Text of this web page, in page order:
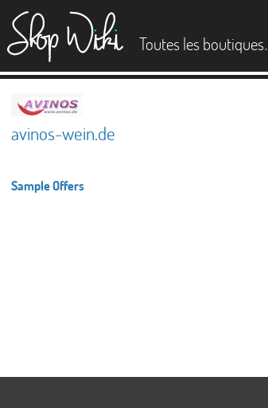
Toutes les boutiques.
avinos-wein.de
Sample Offers